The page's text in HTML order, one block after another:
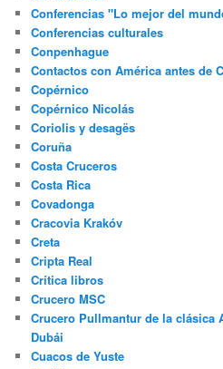
Conferencias "Lo mejor del
Conferencias culturales
Conpenhague
Contactos con América antes de
Copérnico
Copérnico Nicolás
Coriolis y desagës
Coruña
Costa Cruceros
Costa Rica
Covadonga
Cracovia Krakóv
Creta
Cripta Real
Crítica libros
Crucero MSC
Crucero Pullmantur de la clásica
Dubái
Cuacos de Yuste